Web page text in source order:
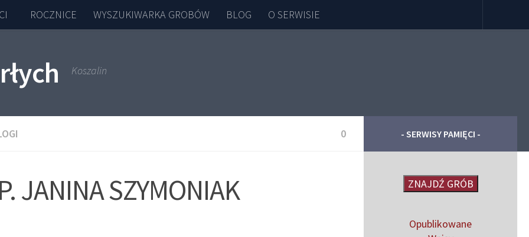
ROCZNICE WYSZUKIWARKA GROBÓW BLOG O SERWISIE
Koszalin
0
JANINA SZYMONIAK
- SERWISY PAMIĘCI -
ZNAJDŹ GRÓB
Opublikowane